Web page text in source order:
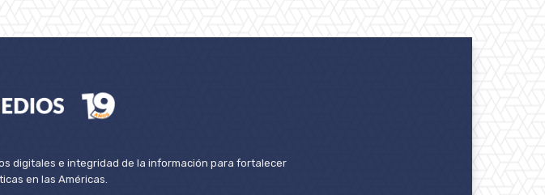
digitales e integridad de la información para fortalecer
en las Américas.